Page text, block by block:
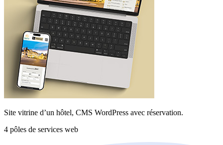
Site vitrine d’un hôtel, CMS WordPress avec réservation.
4 pôles de services web